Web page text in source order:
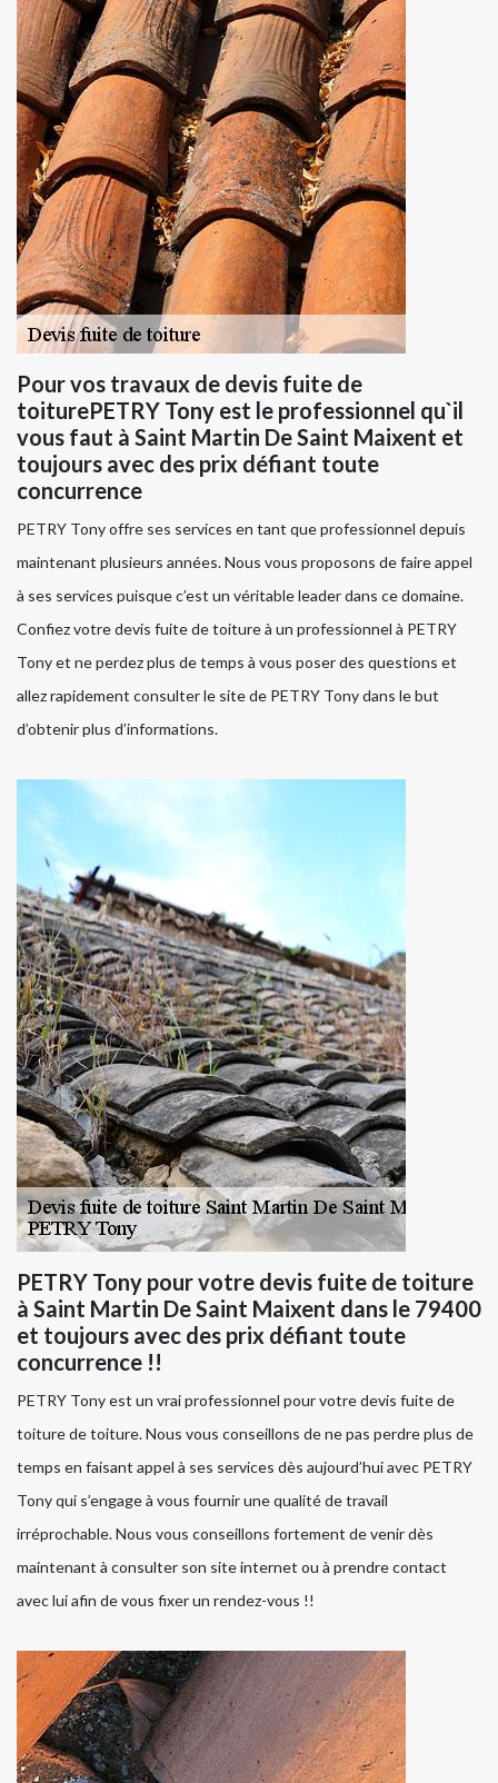
Pour vos travaux de devis fuite de
toiturePETRY Tony est le professionnel qu`il
vous faut à Saint Martin De Saint Maixent et
toujours avec des prix défiant toute
concurrence
PETRY Tony offre ses services en tant que professionnel depuis
maintenant plusieurs années. Nous vous proposons de faire appel
à ses services puisque c’est un véritable leader dans ce domaine.
Confiez votre devis fuite de toiture à un professionnel à PETRY
Tony et ne perdez plus de temps à vous poser des questions et
allez rapidement consulter le site de PETRY Tony dans le but
d’obtenir plus d’informations.
PETRY Tony pour votre devis fuite de toiture
à Saint Martin De Saint Maixent dans le 79400
et toujours avec des prix défiant toute
concurrence !!
PETRY Tony est un vrai professionnel pour votre devis fuite de
toiture de toiture. Nous vous conseillons de ne pas perdre plus de
temps en faisant appel à ses services dès aujourd’hui avec PETRY
Tony qui s’engage à vous fournir une qualité de travail
irréprochable. Nous vous conseillons fortement de venir dès
maintenant à consulter son site internet ou à prendre contact
avec lui afin de vous fixer un rendez-vous !!